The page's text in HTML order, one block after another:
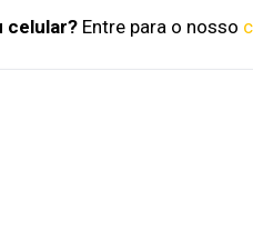
celular? Entre para o nosso